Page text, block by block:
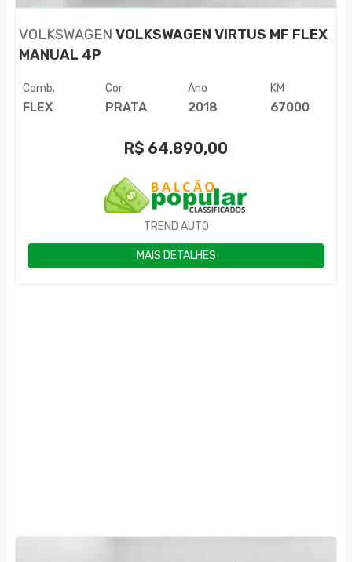
VOLKSWAGEN VOLKSWAGEN VIRTUS MF FLEX
MANUAL 4P
Comb.
FLEX
Cor
PRATA
Ano
2018
KM
67000
R$ 64.890,00
TREND AUTO
MAIS DETALHES